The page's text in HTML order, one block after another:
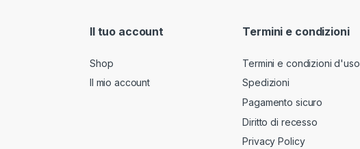
Il tuo account
Shop
Il mio account
Termini e condizioni
Termini e condizioni d'uso
Spedizioni
Pagamento sicuro
Diritto di recesso
Privacy Policy